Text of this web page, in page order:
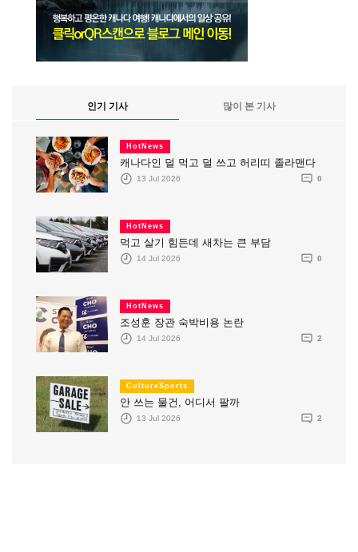
인기 기사 많이 본 기사
HotNews
캐나다인 덜 먹고 덜 쓰고 허리띠 졸라맨다
13 Jul 2026 0
HotNews
먹고 살기 힘든데 새차는 큰 부담
14 Jul 2026 0
HotNews
조성훈 장관 숙박비용 논란
14 Jul 2026 2
CultureSports
안 쓰는 물건, 어디서 팔까
13 Jul 2026 2